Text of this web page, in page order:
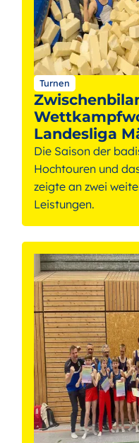
Turnen
Landesliga
Die Saison der
Hochtouren und
zeigte an zwei
Leistungen.